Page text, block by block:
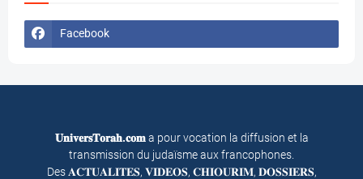
Facebook
𝐔𝐧𝐢𝐯𝐞𝐫𝐬𝐓𝐨𝐫𝐚𝐡.𝐜𝐨𝐦a pour vocation la diffusion et la
transmission du judaïsme aux francophones.
Des 𝐀𝐂𝐓𝐔𝐀𝐋𝐈𝐓𝐄𝐒, 𝐕𝐈𝐃𝐄𝐎𝐒, 𝐂𝐇𝐈𝐎𝐔𝐑𝐈𝐌, 𝐃𝐎𝐒𝐒𝐈𝐄𝐑𝐒,